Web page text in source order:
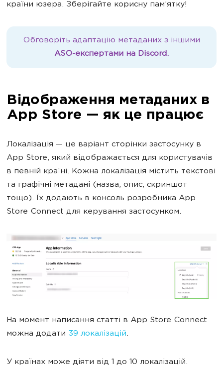
країни юзера. Зберігайте корисну пам’ятку!
Обговоріть адаптацію метаданих з іншими
ASO-експертами на Discord.
Відображення метаданих в
App Store — як це працює
Локалізація — це варіант сторінки застосунку в
App Store, який відображається для користувачів
в певній країні. Кожна локалізація містить текстові
та графічні метадані (назва, опис, скриншот
тощо). Їх додають в консоль розробника App
Store Connect для керування застосунком.
На момент написання статті в App Store Connect
можна додати 39 локалізацій.
У країнах може діяти від 1 до 10 локалізацій.